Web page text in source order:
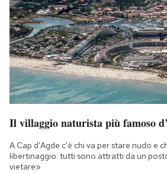
Il villaggio naturista più famoso
A Cap d'Agde c'è chi va per stare nudo e
libertinaggio: tutti sono attratti da un
vietare»